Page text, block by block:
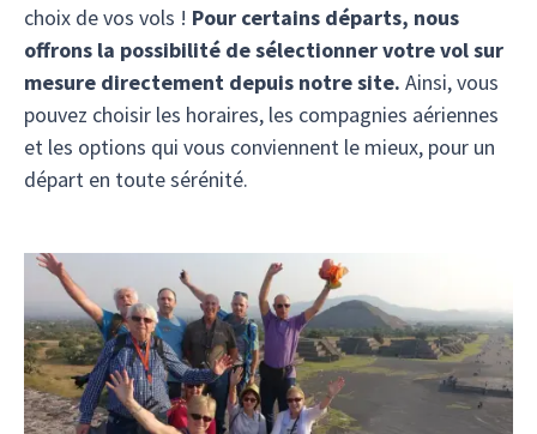
choix de vos vols ! Pour certains départs, nous
offrons la possibilité de sélectionner votre vol sur
mesure directement depuis notre site. Ainsi, vous
pouvez choisir les horaires, les compagnies aériennes
et les options qui vous conviennent le mieux, pour un
départ en toute sérénité.
Pourquoi opter pour un vol à la carte ?
En vous laissant choisir vos propres vols, nous
vous offrons la liberté de planifier votre voyage
selon vos besoins et préférences. Que vous